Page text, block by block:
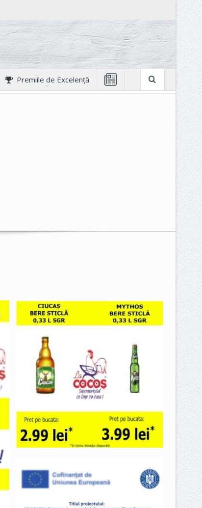
Premiile de Excelență